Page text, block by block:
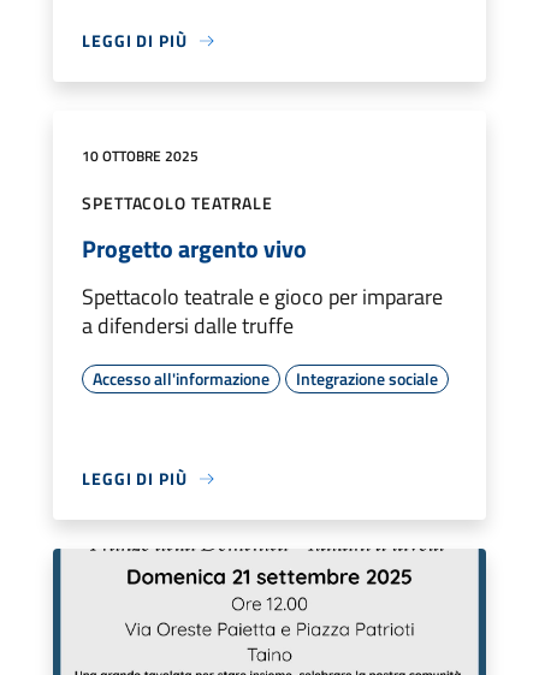
LEGGI DI PIÙ
10 OTTOBRE 2025
SPETTACOLO TEATRALE
Progetto argento vivo
Spettacolo teatrale e gioco per imparare
a difendersi dalle truffe
Accesso all'informazione Integrazione sociale
LEGGI DI PIÙ